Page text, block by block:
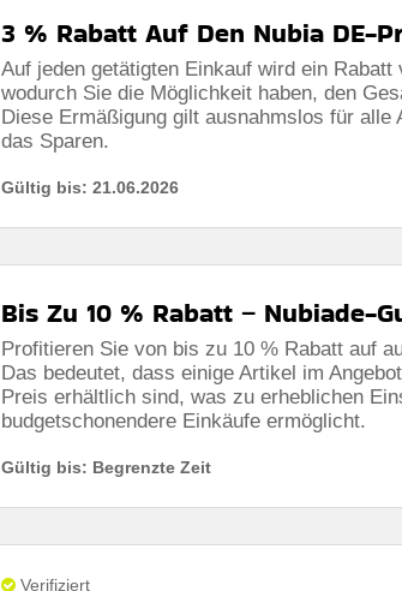
3 % Rabatt Auf Den Nubia DE-
Auf jeden getätigten Einkauf wird ein Rabatt
wodurch Sie die Möglichkeit haben, den
Diese Ermäßigung gilt ausnahmslos für alle
das Sparen.
Gültig bis: 21.06.2026
Bis Zu 10 % Rabatt – Nubiade-
Profitieren Sie von bis zu 10 % Rabatt auf
Das bedeutet, dass einige Artikel im
Preis erhältlich sind, was zu erheblichen
budgetschonendere Einkäufe ermöglicht.
Gültig bis: Begrenzte Zeit
Verifiziert